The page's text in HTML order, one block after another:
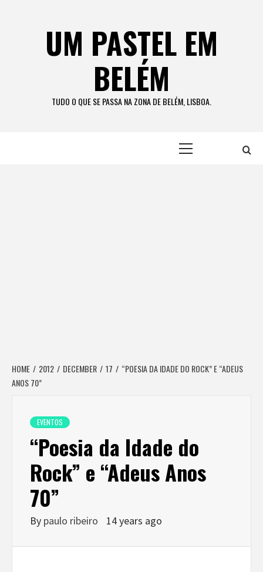
UM PASTEL EM
BELÉM
TUDO O QUE SE PASSA NA ZONA DE BELÉM, LISBOA.
HOME 2012 DECEMBER 17
“POESIA DA IDADE DO ROCK” E “ADEUS
ANOS 70”
EVENTOS
“Poesia da Idade do
Rock” e “Adeus Anos
70”
By paulo ribeiro 14 years ago